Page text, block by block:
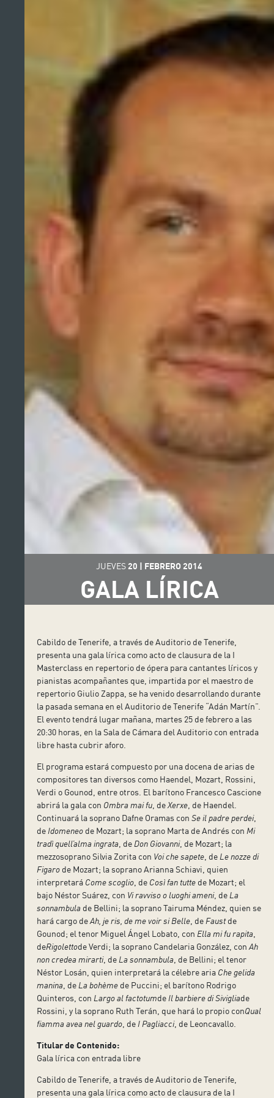
JUEVES 20 | FEBRERO 2014
GALA LÍRICA
Cabildo de Tenerife, a través de Auditorio de Tenerife,
presenta una gala lírica como acto de clausura de la I
Masterclass en repertorio de ópera para cantantes líricos y
pianistas acompañantes que, impartida por el maestro de
repertorio Giulio Zappa, se ha venido desarrollando durante
la pasada semana en el Auditorio de Tenerife “Adán Martín”.
El evento tendrá lugar mañana, martes 25 de febrero a las
20:30 horas, en la Sala de Cámara del Auditorio con entrada
libre hasta cubrir aforo.
El programa estará compuesto por una docena de arias de
compositores tan diversos como Haendel, Mozart, Rossini,
Verdi o Gounod, entre otros. El barítono Francesco Cascione
abrirá la gala con Ombra mai fu , deXerxe , de Haendel.
Continuará la soprano Dafne Oramas conSe il padre perdei,
de Idomeneo de Mozart; la soprano Marta de Andrés con Mi
tradì quell’alma ingrata , de Don Giovanni, de Mozart; la
mezzosoprano Silvia Zorita con Voi che sapete , de Le nozze di
Figaro de Mozart; la soprano Arianna Schiavi, quien
interpretará Come scoglio , de Così fan tutte de Mozart; el
bajo Néstor Suárez, con Vi ravviso o luoghi ameni, de La
sonnambula de Bellini; la soprano Tairuma Méndez, quien se
hará cargo deAh, je ris, de me voir si Belle , de Faustde
Gounod; el tenor Miguel Ángel Lobato, con Ella mi fu rapita
deRigolettode Verdi; la soprano Candelaria González, conAh
non credea mirarti, de La sonnambula , de Bellini; el tenor
Néstor Losán, quien interpretará la célebre aria Che gelida
manina , de La bohème de Puccini; el barítono Rodrigo
Quinteros, con Largo al factotumde Il barbiere di Sivigliade
Rossini, y la soprano Ruth Terán, que hará lo propio conQual
fiamma avea nel guardo , de I Pagliacci, de Leoncavallo.
Titular de Contenido:
Gala lírica con entrada libre
Cabildo de Tenerife, a través de Auditorio de Tenerife,
presenta una gala lírica como acto de clausura de la I